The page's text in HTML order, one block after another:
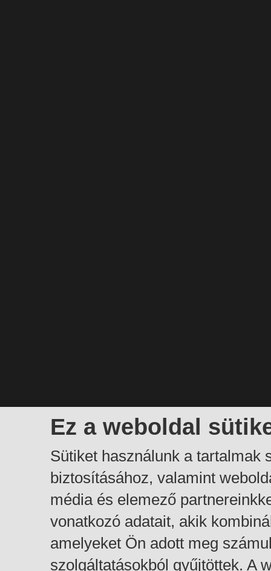
Ez a weboldal
Sütiket használunk a tartalmak
biztosításához, valamint
média és elemező
vonatkozó adatait, akik
amelyeket Ön adott meg
szolgáltatásokból gyűjtöttek. A